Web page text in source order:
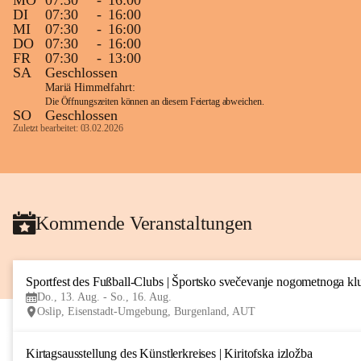
DI
07:30 - 16:00
MI
07:30 - 16:00
DO
07:30 - 16:00
FR
07:30 - 13:00
SA
Geschlossen
Mariä Himmelfahrt:
Die Öffnungszeiten können an diesem Feiertag abweichen.
SO Geschlossen
Zuletzt bearbeitet: 03.02.2026
Kommende Veranstaltungen
Sportfest des Fußball-Clubs | Športsko svečevanje nogometnoga
Do., 13. Aug. - So., 16. Aug.
Oslip, Eisenstadt-Umgebung, Burgenland, AUT
Kirtagsausstellung des Künstlerkreises | Kiritofska izložba